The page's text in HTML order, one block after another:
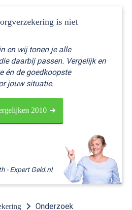
is niet
en wij tonen je alle
daarbij passen. Vergelijk en
én de goedkoopste
jouw situatie.
2010
Onderzoek